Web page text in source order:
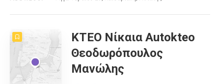
ΚΤΕΟ Νίκαια Autokteo
Θεοδωρόπουλος
Μανώλης